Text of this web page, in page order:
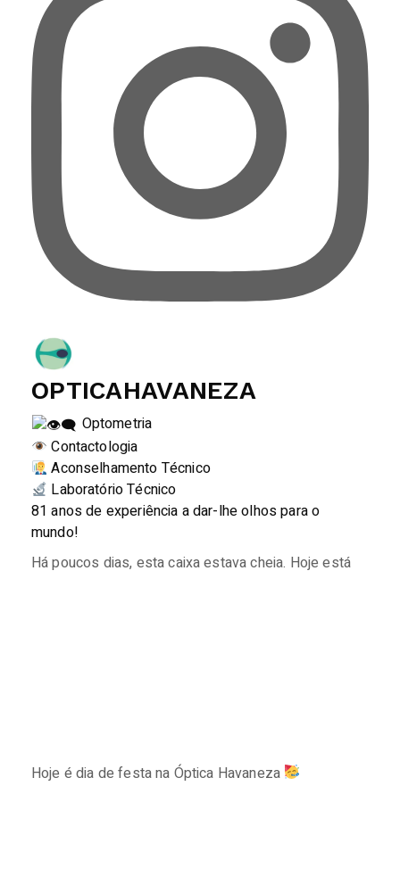
OPTICAHAVANEZA
Optometria
Contactologia
Aconselhamento Técnico
Laboratório Técnico
81 anos de experiência a dar-lhe olhos para o
mundo!
Há poucos dias, esta caixa estava cheia. Hoje está
Hoje é dia de festa na Óptica Havaneza